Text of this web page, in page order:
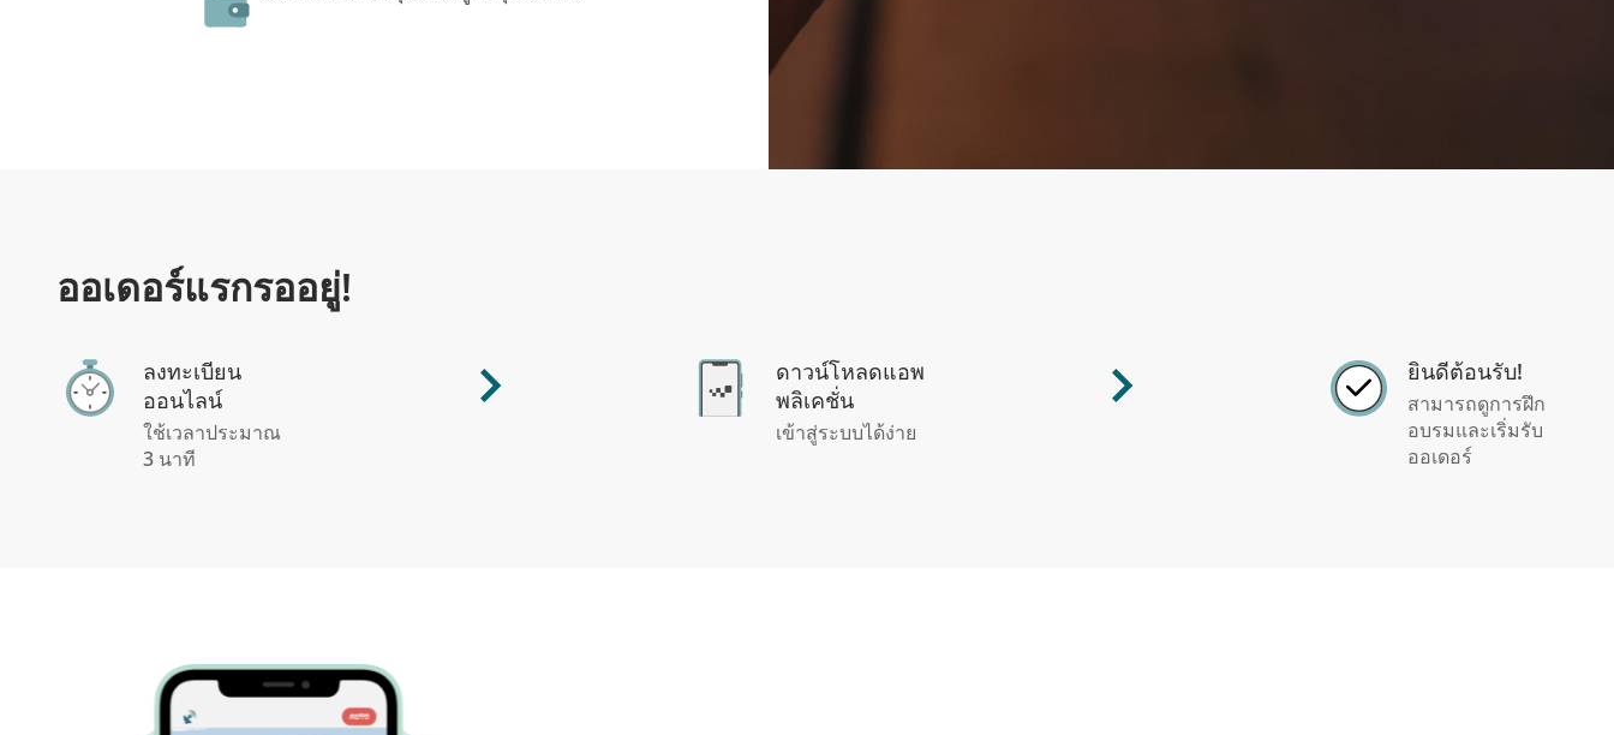
ออเดอร์แรกรออยู่!
ลงทะเบียน
ออนไลน์
ใช้เวลาประมาณ
3 นาที
ดาวน์โหลดแอพ
พลิเคชั่น
เข้าสู่ระบบได้ง่าย
ยินดีต้อนรับ!
สามารถดูการฝึก
อบรมและเริ่มรับ
ออเดอร์